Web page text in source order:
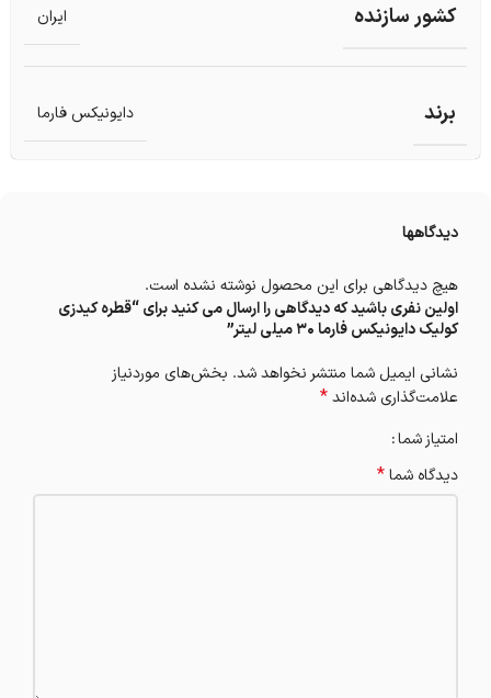
کشور سازنده ایران
برند دایونیکس فارما
دیدگاهها
هیچ دیدگاهی برای این محصول نوشته نشده است.
اولین نفری باشید که دیدگاهی را ارسال می کنید برای “قطره کیدزی
کولیک دایونیکس فارما 30 میلی لیتر”
نشانی ایمیل شما منتشر نخواهد شد. بخش‌های موردنیاز
علامت‌گذاری شده‌اند*
امتیاز شما
دیدگاه شما*